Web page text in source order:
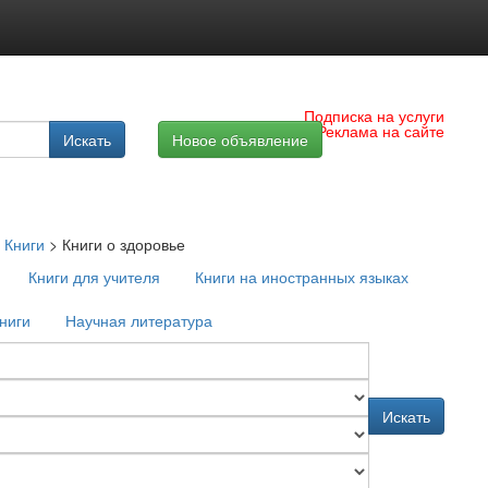
Подписка на услуги
Реклама на сайте
Искать Новое объявление
Книги > Книги о здоровье
Книги для учителя
Книги на иностранных языках
Научная литература
Искать